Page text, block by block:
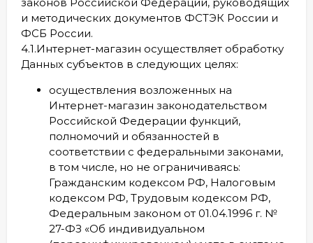
и методических документов ФСТЭК России и
ФСБ России.
4.1.Интернет-магазин осуществляет обработку
Данных субъектов в следующих целях:
осуществления возложенных на
Интернет-магазин законодательством
Российской Федерации функций,
полномочий и обязанностей в
соответствии с федеральными законами,
в том числе, но не ограничиваясь:
Гражданским кодексом РФ, Налоговым
кодексом РФ, Трудовым кодексом РФ,
Федеральным законом от 01.04.1996 г. №
27-ФЗ «Об индивидуальном